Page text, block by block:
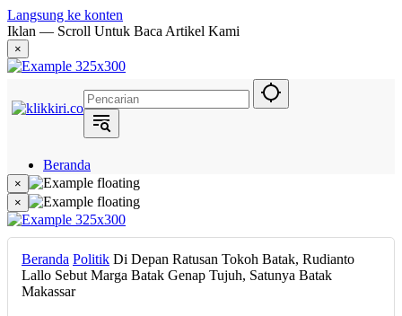
Langsung ke konten
Iklan — Scroll Untuk Baca Artikel Kami
×
Beranda
Hukum
Berita
Politik
Narasi
Metropolis
Eksekutif
×
×
Beranda Politik Di Depan Ratusan Tokoh Batak, Rudianto
Lallo Sebut Marga Batak Genap Tujuh, Satunya Batak
Makassar